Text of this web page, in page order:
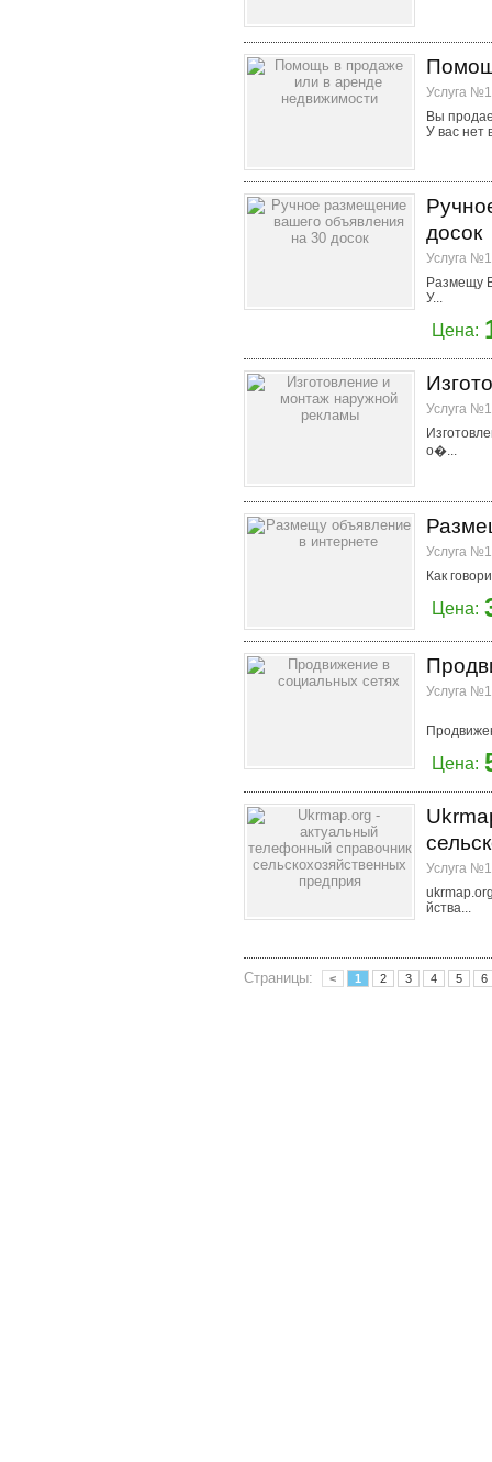
Услуга
Вы
У вас нет
досок
Услуга
Размещу
У...
Цена:
Услуга
о�...
Услуга
Как
Цена:
Услуга
Цена:
Услуга
йства...
Страницы: < 1 2 3 4 5 6